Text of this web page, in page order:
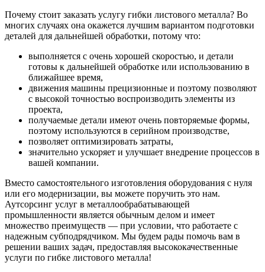
Почему стоит заказать услугу гибки листового металла? Во
многих случаях она окажется лучшим вариантом подготовки
деталей для дальнейшей обработки, потому что:
выполняется с очень хорошей скоростью, и детали
готовы к дальнейшей обработке или использованию в
ближайшее время,
движения машины прецизионные и поэтому позволяют
с высокой точностью воспроизводить элементы из
проекта,
получаемые детали имеют очень повторяемые формы,
поэтому используются в серийном производстве,
позволяет оптимизировать затраты,
значительно ускоряет и улучшает внедрение процессов в
вашей компании.
Вместо самостоятельного изготовления оборудования с нуля
или его модернизации, вы можете поручить это нам.
Аутсорсинг услуг в металлообрабатывающей
промышленности является обычным делом и имеет
множество преимуществ — при условии, что работаете с
надежным субподрядчиком. Мы будем рады помочь вам в
решении ваших задач, предоставляя высококачественные
услуги по гибке листового металла!